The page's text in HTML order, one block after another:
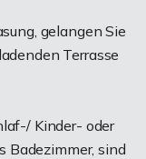
gelangen Sie
Terrasse
Kinder- oder
Badezimmer, sind